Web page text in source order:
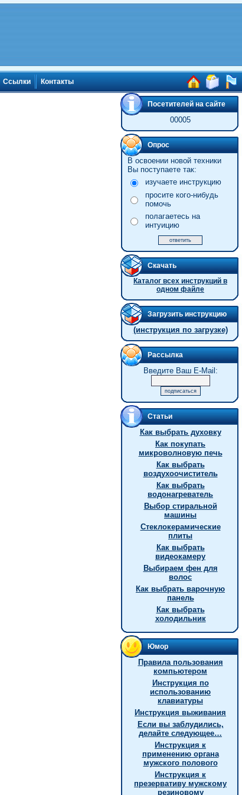
Ссылки Контакты
Посетителей на сайте
00005
Опрос
В освоении новой техники
Вы поступаете так:
изучаете инструкцию
просите кого-нибудь
помочь
полагаетесь на
интуицию
Скачать
Каталог всех инструкций в
одном файле
Загрузить инструкцию
(инструкция по загрузке)
Рассылка
Введите Ваш E-Mail:
Статьи
Как выбрать духовку
Как покупать
микроволновую печь
Как выбрать
воздухоочиститель
Как выбрать
водонагреватель
Выбор стиральной
машины
Стеклокерамические
плиты
Как выбрать
видеокамеру
Выбираем фен для
волос
Как выбрать варочную
панель
Как выбрать
холодильник
Юмор
Правила пользования
компьютером
Инструкция по
использованию
клавиатуры
Инструкция выживания
Если вы заблудились,
делайте следующее…
Инструкция к
применению органа
мужского полового
Инструкция к
презервативу мужскому
резиновому